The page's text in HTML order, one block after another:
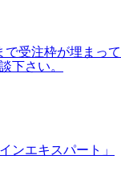
で受注枠が埋まって
下さい。
ンエキスパート」